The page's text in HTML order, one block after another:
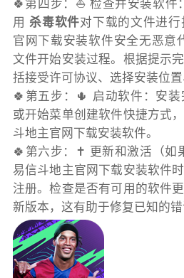
用杀毒软件对下载的文件进
官网下载安装软件安全无恶意
文件开始安装过程。根据提示
括接受许可协议、选择安装位置
🍀第五步：🌵 启动软件：安
或开始菜单创建软件快捷方式
斗地主官网下载安装软件。
🍀第六步：✝️ 更新和激活（如
易信斗地主官网下载安装软件
注册。检查是否有可用的软件
新版本，这有助于修复已知的错